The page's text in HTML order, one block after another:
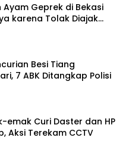
Ayam Geprek di Bekasi
karena Tolak Diajak
Besi Tiang
7 ABK Ditangkap Polisi
emak Curi Daster dan HP
Aksi Terekam CCTV